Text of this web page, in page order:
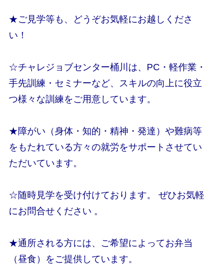
★ご見学等も、どうぞお気軽にお越しくださ
い！
☆チャレジョブセンター桶川は、PC・軽作業・
手先訓練・セミナーなど、スキルの向上に役立
つ様々な訓練をご用意しています。
★障がい（身体・知的・精神・発達）や難病等
をもたれている方々の就労をサポートさせてい
ただいています。
☆随時見学を受け付けております。 ぜひお気軽
にお問合せください 。
★通所される方には、ご希望によってお弁当
（昼食）をご提供しています。